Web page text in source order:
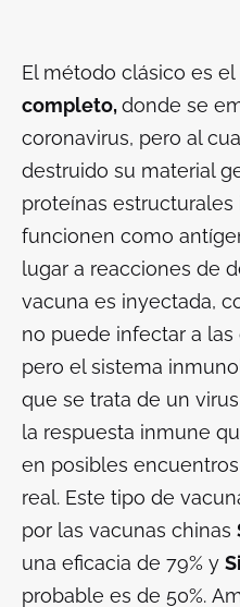
El método clásico es el
completo,donde se
coronavirus, pero al
destruido su material
proteínas estructurales
funcionen como
lugar a reacciones de
vacuna es inyectada,
no puede infectar a
pero el sistema
que se trata de un
la respuesta inmune
en posibles
real. Este tipo de
por las vacunas chinas
una eficacia de 79% y
probable es de 50%.